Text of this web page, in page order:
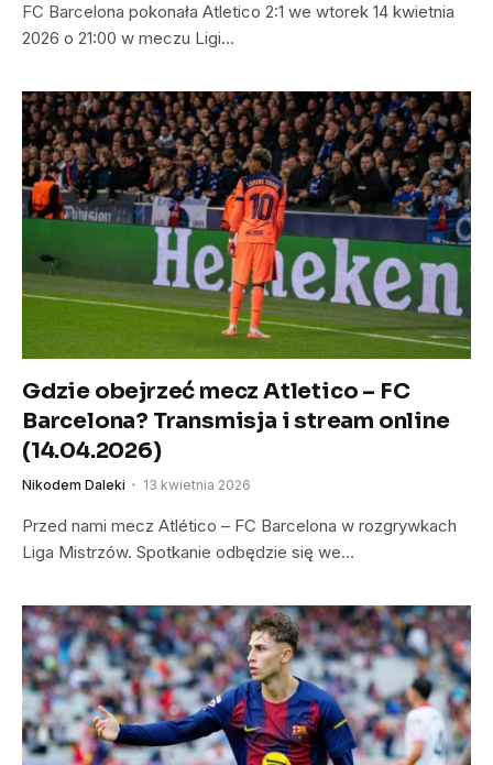
FC Barcelona pokonała Atletico 2:1 we wtorek 14 kwietnia
2026 o 21:00 w meczu Ligi…
Gdzie obejrzeć mecz Atletico – FC
Barcelona? Transmisja i stream online
(14.04.2026)
Nikodem Daleki 13 kwietnia 2026
Przed nami mecz Atlético – FC Barcelona w rozgrywkach
Liga Mistrzów. Spotkanie odbędzie się we…